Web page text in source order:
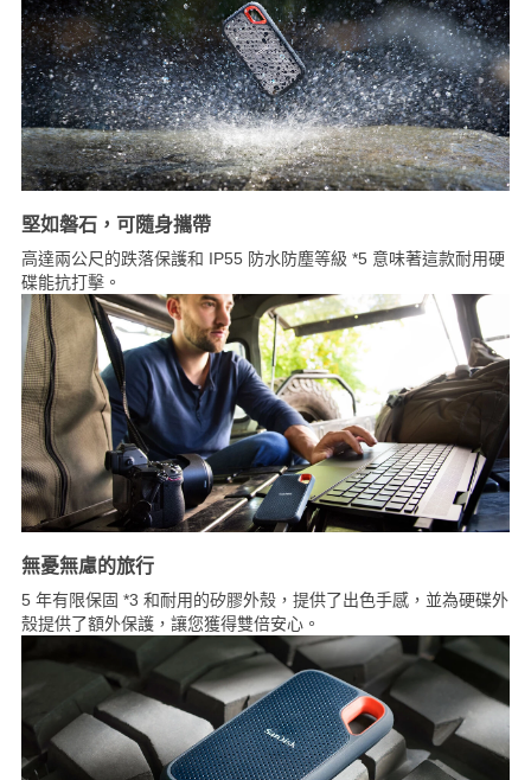
堅如磐石，可隨身攜帶
高達兩公尺的跌落保護和 IP55 防水防塵等級 *5 意味著這款耐用硬
碟能抗打擊。
無憂無慮的旅行
5 年有限保固 *3 和耐用的矽膠外殼，提供了出色手感，並為硬碟外
殼提供了額外保護，讓您獲得雙倍安心。